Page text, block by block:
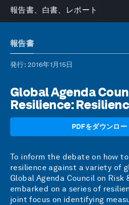
報告書、白書、レポート
報告書
発行: 2016年1月15日
Global Agenda
Resilience:
PDFをダウンロー
To inform the debate on how
resilience against a variety of
Global Agenda Council on Risk
embarked on a series of
joint focus on identifying